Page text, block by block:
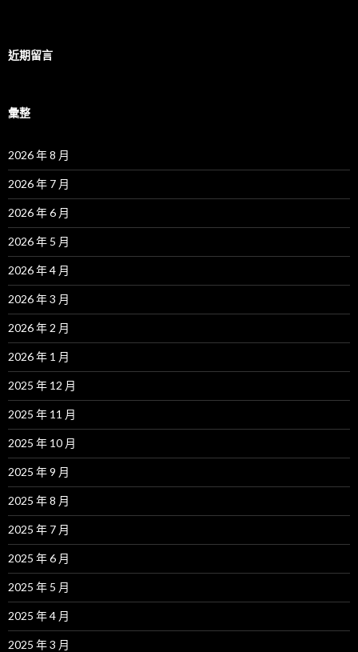
近期留言
彙整
2026 年 8 月
2026 年 7 月
2026 年 6 月
2026 年 5 月
2026 年 4 月
2026 年 3 月
2026 年 2 月
2026 年 1 月
2025 年 12 月
2025 年 11 月
2025 年 10 月
2025 年 9 月
2025 年 8 月
2025 年 7 月
2025 年 6 月
2025 年 5 月
2025 年 4 月
2025 年 3 月